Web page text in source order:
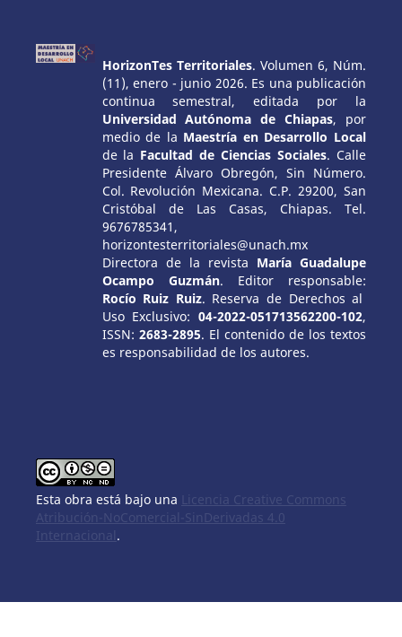
HorizonTes Territoriales. Volumen 6, Núm.
(11), enero - junio 2026. Es una publicación
continua semestral, editada por la
Universidad Autónoma de Chiapas, por
medio de la Maestría en Desarrollo Local
de la Facultad de Ciencias Sociales. Calle
Presidente Álvaro Obregón, Sin Número.
Col. Revolución Mexicana. C.P. 29200, San
Cristóbal de Las Casas, Chiapas. Tel.
9676785341,
horizontesterritoriales@unach.mx
Directora de la revista María Guadalupe
Ocampo Guzmán. Editor responsable:
Rocío Ruiz Ruiz. Reserva de Derechos al
Uso Exclusivo: 04-2022-051713562200-102,
ISSN: 2683-2895. El contenido de los textos
es responsabilidad de los autores.
Esta obra está bajo una Licencia Creative Commons
Atribución-NoComercial-SinDerivadas 4.0
Internacional .